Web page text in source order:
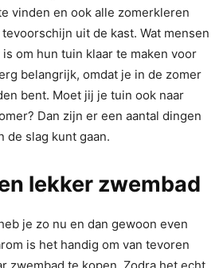
vinden en ook alle zomerkleren
uit de kast. Wat mensen
om hun tuin klaar te maken voor
belangrijk, omdat je in de zomer
bent. Moet jij je tuin ook naar
Dan zijn er een aantal dingen
de slag kunt gaan.
lekker zwembad
je zo nu en dan gewoon even
is het handig om van tevoren